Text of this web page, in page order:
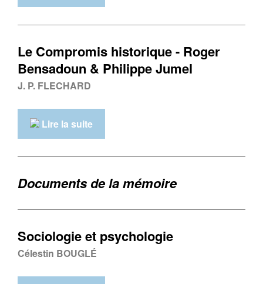
Le Compromis historique - Roger
Bensadoun & Philippe Jumel
J. P. FLECHARD
Lire la suite
Documents de la mémoire
Sociologie et psychologie
Célestin BOUGLÉ